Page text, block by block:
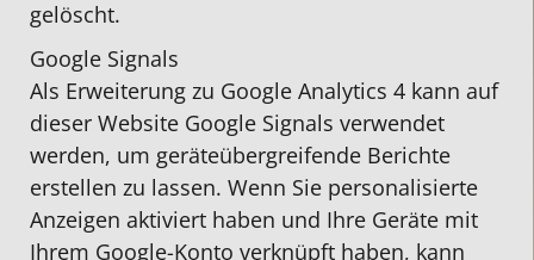
gelöscht.
Google Signals
Als Erweiterung zu Google Analytics 4 kann auf
dieser Website Google Signals verwendet
werden, um geräteübergreifende Berichte
erstellen zu lassen. Wenn Sie personalisierte
Anzeigen aktiviert haben und Ihre Geräte mit
Ihrem Google-Konto verknüpft haben, kann